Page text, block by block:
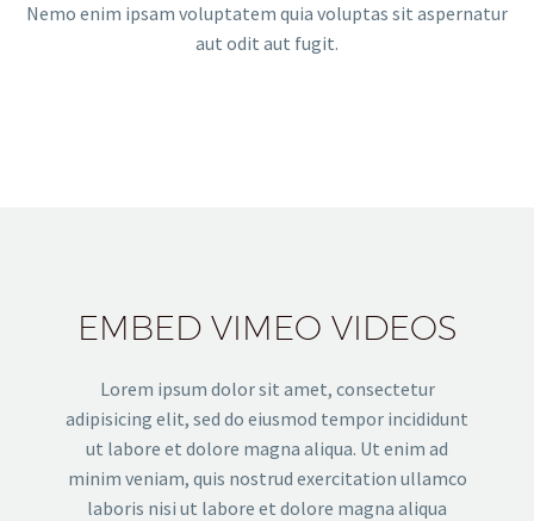
Nemo enim ipsam voluptatem quia voluptas sit aspernatur
aut odit aut fugit.
EMBED VIMEO VIDEOS
Lorem ipsum dolor sit amet, consectetur
adipisicing elit, sed do eiusmod tempor incididunt
ut labore et dolore magna aliqua. Ut enim ad
minim veniam, quis nostrud exercitation ullamco
laboris nisi ut labore et dolore magna aliqua